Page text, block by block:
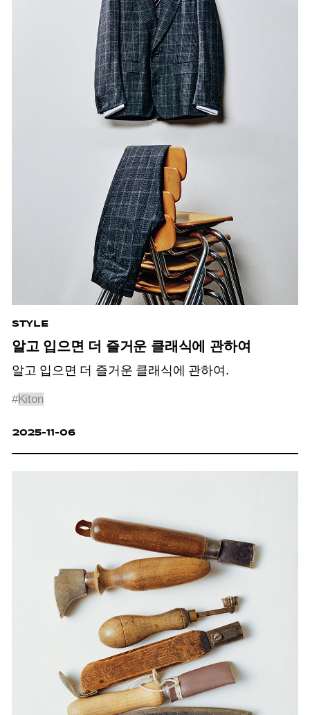
STYLE
알고 입으면 더 즐거운 클래식에 관하여
알고 입으면 더 즐거운 클래식에 관하여.
#Kiton
2025-11-06